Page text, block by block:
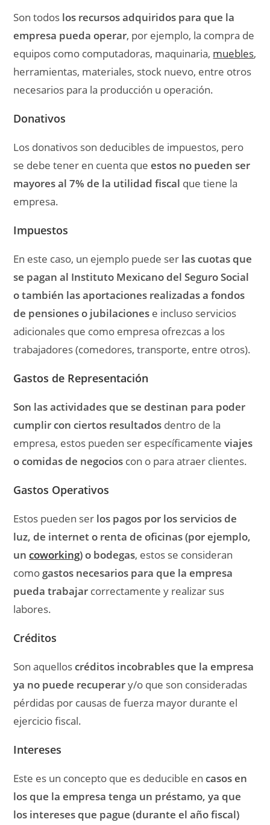
Son todos los recursos adquiridos para que la
empresa pueda operar, por ejemplo, la compra de
equipos como computadoras, maquinaria, muebles,
herramientas, materiales, stock nuevo, entre otros
necesarios para la producción u operación.
Donativos
Los donativos son deducibles de impuestos, pero
se debe tener en cuenta queestos no pueden ser
mayores al 7% de la utilidad fiscal que tiene la
empresa.
Impuestos
En este caso, un ejemplo puede ser las cuotas que
se pagan al Instituto Mexicano del Seguro Social
o también las aportaciones realizadas a fondos
de pensiones o jubilaciones e incluso servicios
adicionales que como empresa ofrezcas a los
trabajadores (comedores, transporte, entre otros).
Gastos de Representación
Son las actividades que se destinan para poder
cumplir con ciertos resultados dentro de la
empresa, estos pueden ser específicamenteviajes
o comidas de negocios con o para atraer clientes.
Gastos Operativos
Estos pueden ser los pagos por los servicios de
luz, de internet o renta de oficinas (por ejemplo,
uncoworking) o bodegas, estos se consideran
como gastos necesarios para que la empresa
pueda trabajar correctamente y realizar sus
labores.
Créditos
Son aquelloscréditos incobrables que la empresa
ya no puede recuperary/o que son consideradas
pérdidas por causas de fuerza mayor durante el
ejercicio fiscal.
Intereses
Este es un concepto que es deducible encasos en
los que la empresa tenga un préstamo, ya que
los intereses que pague (durante el año fiscal)